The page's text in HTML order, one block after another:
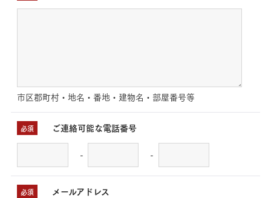
市区郡町村・地名・番地・建物名・部屋番号等
必須 ご連絡可能な電話番号
- -
必須 メールアドレス